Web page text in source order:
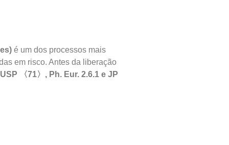
é um dos processos mais
em risco. Antes da liberação
USP 〈71〉, Ph. Eur. 2.6.1 e JP